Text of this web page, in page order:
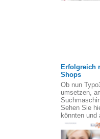
Erfolgreich
Shops
Ob nun
umsetzen,
Sehen Sie
könnten und